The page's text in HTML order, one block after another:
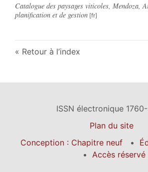
Catalogue des paysages viticoles, Mendoza,
planification et de gestion
Retour à l’index
ISSN électronique
Plan du site
Conception : Chapitre neuf
Accès réservé